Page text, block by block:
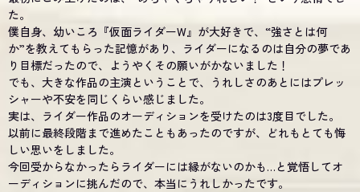
た。
僕自身、幼いころ『仮面ライダーW』が大好きで、“強さとは何
か”を教えてもらった記憶があり、ライダーになるのは自分の夢であ
り目標だったので、ようやくその願いがかないました！
でも、大きな作品の主演ということで、うれしさのあとにはプレッ
シャーや不安を同じくらい感じました。
実は、ライダー作品のオーディションを受けたのは3度目でした。
以前に最終段階まで進めたこともあったのですが、どれもとても悔
しい思いをしました。
今回受からなかったらライダーには縁がないのかも…と覚悟してオ
ーディションに挑んだので、本当にうれしかったです。